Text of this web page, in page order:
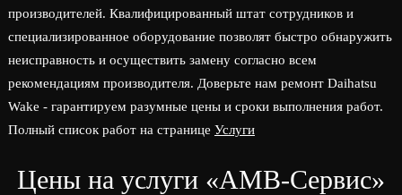
производителей. Квалифицированный штат сотрудников и
специализированное оборудование позволят быстро обнаружить
неисправность и осуществить замену согласно всем
рекомендациям производителя. Доверьте нам ремонт Daihatsu
Wake - гарантируем разумные цены и сроки выполнения работ.
Полный список работ на странице Услуги
Цены на услуги «АМВ-Сервис»